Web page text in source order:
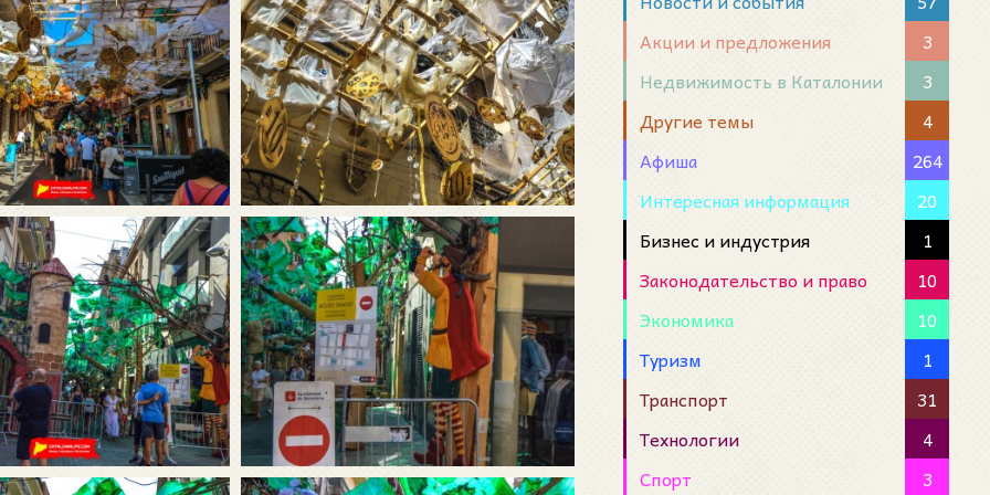
Акции и предложения
3
Недвижимость в Каталонии
3
Другие темы
4
Афиша
264
Интересная информация
20
Бизнес и индустрия
1
Законодательство и право
10
Экономика
10
Туризм
1
Транспорт
31
Технологии
4
Спорт
3